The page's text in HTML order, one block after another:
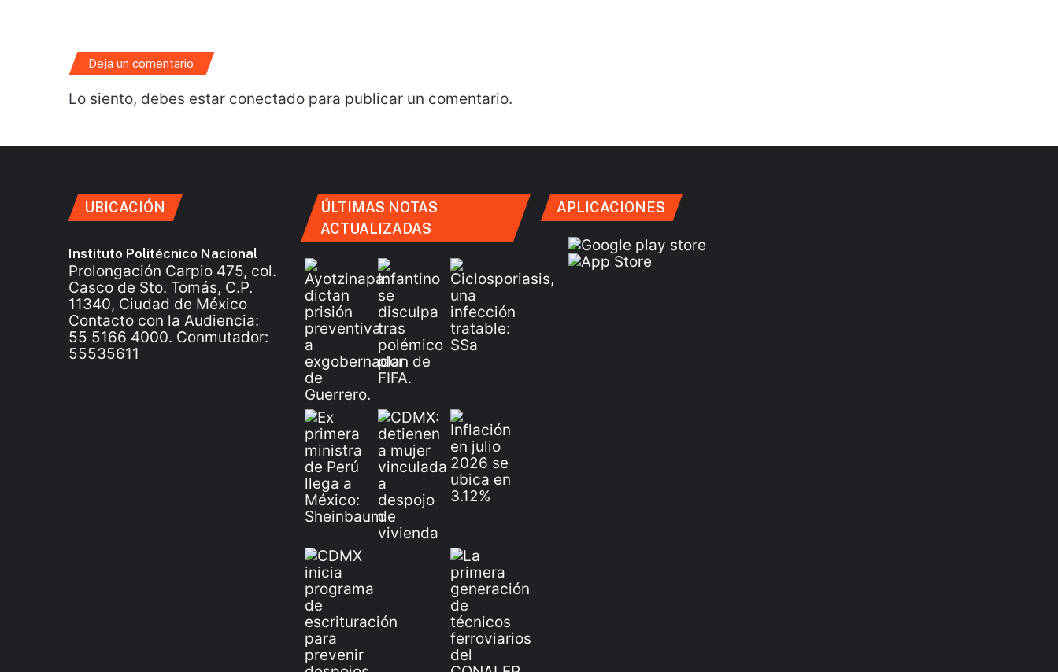
Deja un comentario
Lo siento, debes estar conectado para publicar un comentario.
UBICACIÓN
Instituto Politécnico Nacional
Prolongación Carpio 475, col.
Casco de Sto. Tomás, C.P.
11340, Ciudad de México
Contacto con la Audiencia:
55 5166 4000. Conmutador:
55535611
ÚLTIMAS NOTAS
ACTUALIZADAS
APLICACIONES